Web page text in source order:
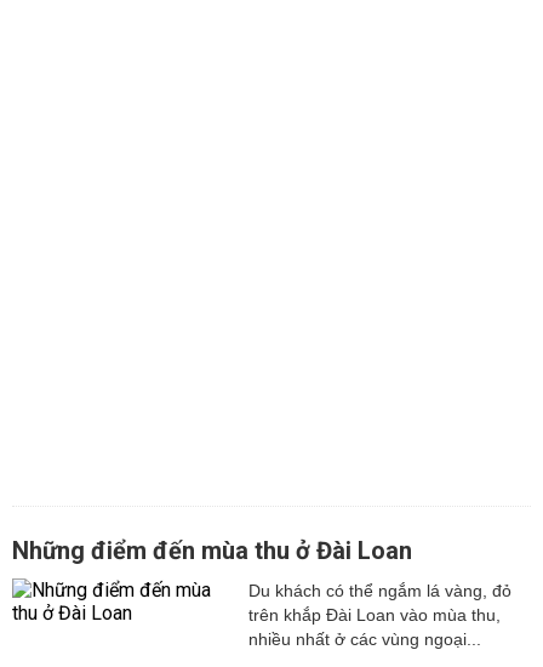
Những điểm đến mùa thu ở Đài Loan
Du khách có thể ngắm lá vàng, đỏ
trên khắp Đài Loan vào mùa thu,
nhiều nhất ở các vùng ngoại...